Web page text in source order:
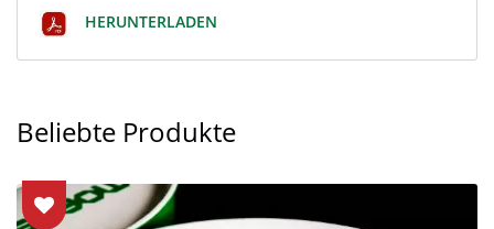
HERUNTERLADEN
Beliebte Produkte